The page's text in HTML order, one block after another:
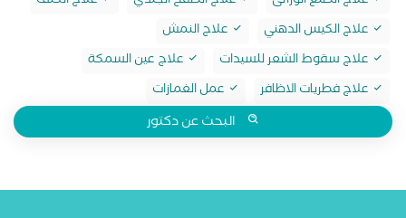
علاج الكيس الدهني
علاج النمش
علاج سقوط الشعر للسيدات
علاج عين السمكة
علاج فطريات الاظافر
عمل الغمازات
البحث عن دكتور